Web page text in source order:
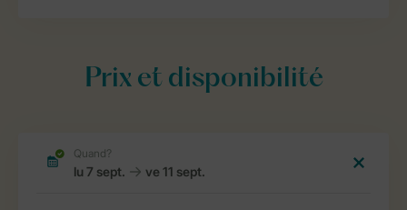
Prix et disponibilité